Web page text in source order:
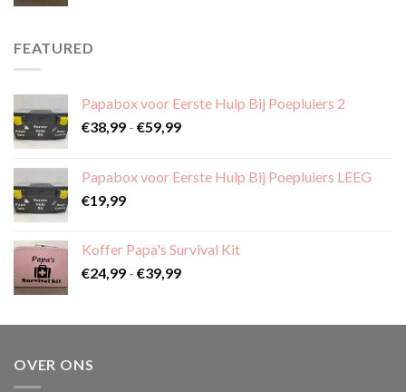
FEATURED
Papabox voor Eerste Hulp Bij Poepluiers 2
€38,99 - €59,99Prijsklasse:
€59,99
Papabox voor Eerste Hulp Bij Poepluiers LEEG
€19,99
Koffer Papa's Survival Kit
€24,99 - €39,99Prijsklasse:
€39,99
OVER ONS